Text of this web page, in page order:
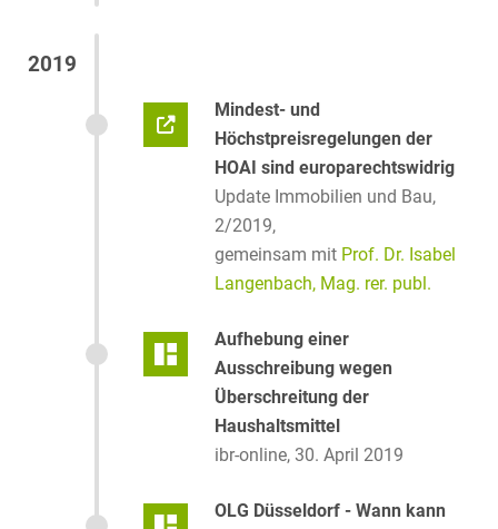
2019
Mindest- und
Höchstpreisregelungen der
HOAI sind europarechtswidrig
Update Immobilien und Bau,
2/2019,
gemeinsam mit Prof. Dr. Isabel
Langenbach, Mag. rer. publ.
Aufhebung einer
Ausschreibung wegen
Überschreitung der
Haushaltsmittel
ibr-online, 30. April 2019
OLG Düsseldorf - Wann kann